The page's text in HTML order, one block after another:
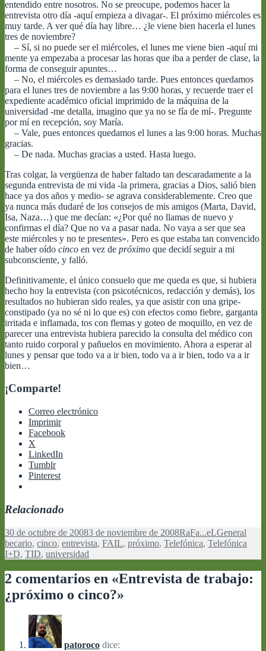
entendido entre nosotros. No se preocupe, podemos hacer la
entrevista otro día -aquí empieza a divagar-. El próximo miércoles es
muy tarde. A ver qué día hay libre… ¿le viene bien hacerla el lunes
tres de noviembre?
– Sí, si no puede ser el miércoles, el lunes me viene bien -aquí mi
mente ya empezaba a procesar las horas que iba a perder de clase, la
forma de conseguir apuntes…
– No, el miércoles es demasiado tarde. Pues entonces quedamos
para el lunes tres de noviembre a las 9:00 horas, y recuerde traer el
expediente académico oficial imprimido de la máquina de la
universidad -me detalla, imagino que ya no se fía de mí-. Pregunte
por mí en recepción, soy María.
– Vale, pues entonces quedamos el lunes a las 9:00 horas. Muchas
gracias.
– De nada. Muchas gracias a usted. Hasta luego.
Tras colgar, la vergüenza de haber faltado tan descaradamente a la
segunda entrevista de mi vida -la primera, gracias a Dios, salió bien
hace ya dos años y medio- se agrava considerablemente. Creo que
ya nunca más dudaré de los consejos de mis amigos (Marta, David,
Isa, Naza…) que me decían: «¿Por qué no llamas de nuevo y
confirmas el día? Que no va a pasar nada. No vaya a ser que sea
este miércoles y no te presentes». Pero es que estaba tan convencido
de haber oído cinco en vez de próximo que decidí seguir a mi
subconsciente, y falló.
Definitivamente, el único consuelo que me queda es que, si hubiera
hecho hoy la entrevista (con psicotécnicos, redacción y demás), los
resultados no hubieran sido reales, ya que asistir con una gripe-
constipado (ya no sé ni lo que es) con efectos como fiebre, garganta
irritada e inflamada, tos con flemas y goteo de moquillo, en vez de
parecer una entrevista hubiera parecido la consulta del médico con
tanto ruido corporal y pañuelos en movimiento. Ahora a esperar al
lunes y pensar que todo va a ir bien, todo va a ir bien, todo va a ir
bien…
¡Comparte!
Correo electrónico
Imprimir
Facebook
X
LinkedIn
Tumblr
Pinterest
Relacionado
Publicado
el
30 de octubre de 20083 de noviembre de 2008Autor
RaFa...eLCategorías
General
becario, cinco, entrevista, FAIL, próximo, Telefónica, Telefónica
I+D, TID, universidad
2 comentarios en «Entrevista de trabajo:
¿próximo o cinco?»
patoroco dice: